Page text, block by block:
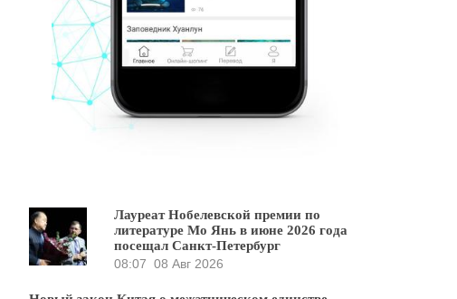
Лауреат Нобелевской премии по
литературе Мо Янь в июне 2026 года
посещал Санкт-Петербург
08:07 08 Авг 2026